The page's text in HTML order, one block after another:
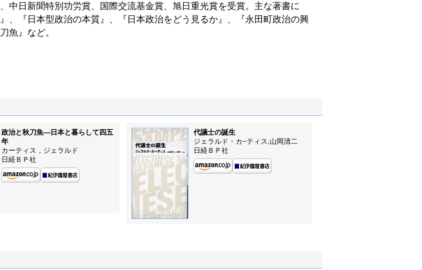
中日新聞特別功労賞、国際交流基金賞、旭日重光賞を受賞。主な著書に
』、『日本型政治の本質』、『日本政治をどう見るか』、『永田町政治の興
魚』など。
政治と秋刀魚—日本と暮らして四五
年
カーティス，ジェラルド
日経ＢＰ社
代議士の誕生
ジェラルド・カ−ティス,山岡清二
日経ＢＰ社